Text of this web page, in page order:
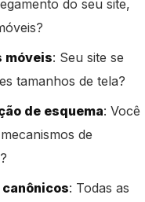
do seu site,
móveis: Seu site se
tamanhos de tela?
de esquema: Você
de
: Todas as